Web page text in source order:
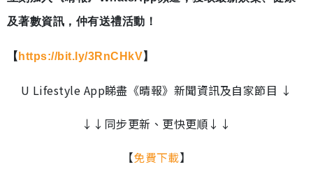
及著數資訊，仲有送禮活動！
【 https://bit.ly/3RnCHkV】
U Lifestyle App睇盡《晴報》新聞資訊及自家節目 ↓
↓↓同步更新、更快更順↓↓
【免費下載】